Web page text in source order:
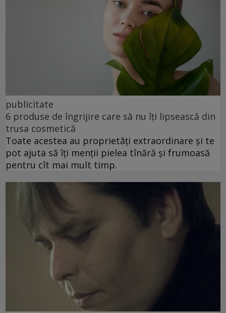
publicitate
6 produse de îngrijire care să nu îți lipsească din
trusa cosmetică
Toate acestea au proprietăți extraordinare și te
pot ajuta să îți menții pielea tînără și frumoasă
pentru cît mai mult timp.